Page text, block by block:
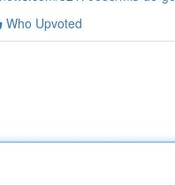
Who Upvoted